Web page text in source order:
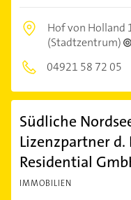
Hof von Holland
(Stadtzentrum)
04921 58 72 05
Südliche
Lizenzpartner
Residential
IMMOBILIEN